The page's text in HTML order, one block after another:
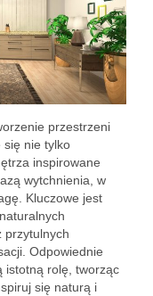
przestrzeni
się nie tylko
inspirowane
wytchnienia, w
Kluczowe jest
przytulnych
Odpowiednie
istotną rolę, tworząc
się naturą i